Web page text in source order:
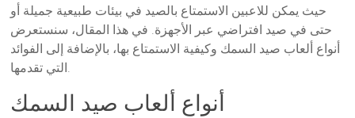
حيث يمكن للاعبين الاستمتاع بالصيد في بيئات طبيعية جميلة أو
حتى في صيد افتراضي عبر الأجهزة. في هذا المقال، سنستعرض
أنواع ألعاب صيد السمك وكيفية الاستمتاع بها، بالإضافة إلى الفوائد
التي تقدمها.
أنواع ألعاب صيد السمك